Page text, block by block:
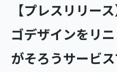
【プレスリリー
ゴデザインをリ
がそろうサービ